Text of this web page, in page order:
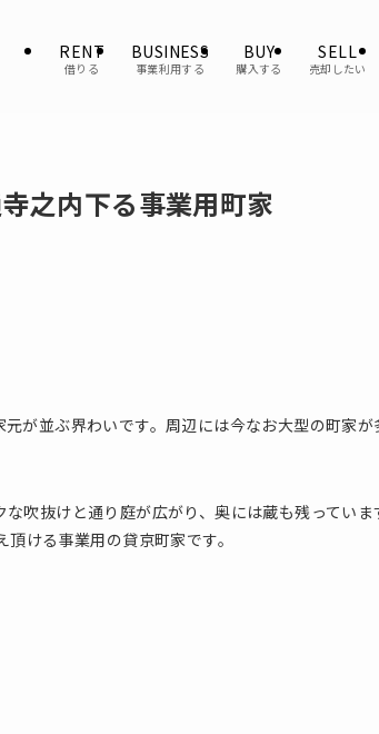
RENT
借りる
BUSINESS
事業利用する
BUY
購入する
SELL
売却したい
之内下る事業用町家
が並ぶ界わいです。周辺には今なお大型の町家が
吹抜けと通り庭が広がり、奥には蔵も残っていま
ける事業用の貸京町家です。